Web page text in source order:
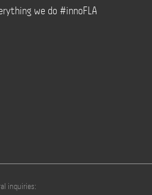
we do #innoFLA
inquiries: